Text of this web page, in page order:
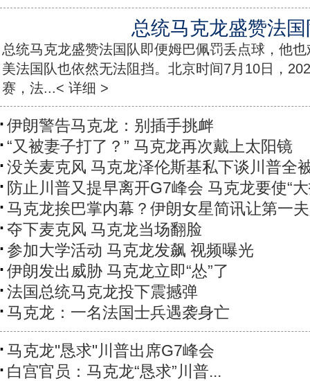
总统马克龙盛赞法
总统马克龙盛赞法国队即便姆巴佩罚丢点球，他
美法国队也依然无法阻挡。北京时间7月10日，
赛，法...< 详细 >
伊朗警告马克龙：别插手挑衅
“又被妻子打了？” 马克龙再次戴上太阳镜
没关麦克风 马克龙泽伦斯基私下谈川普全
防止川普又提早离开G7峰会 马克龙要使“大
马克龙挨巴掌内幕？伊朗女星简讯让第一
夺下麦克风 马克龙当场翻脸
参加大学活动 马克龙发飙 视频曝光
伊朗发出威胁 马克龙立即“怂”了
法国总统马克龙投下震撼弹
马克龙：一名法国士兵遇袭身亡
马克龙"恳求"川普出席G7峰会
白宫官员：马克龙“恳求”川普...